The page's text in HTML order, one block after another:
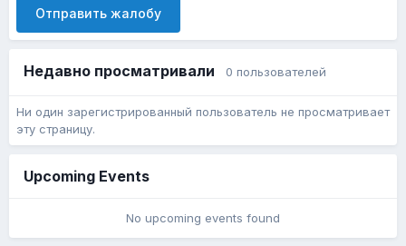
Отправить жалобу
Недавно просматривали 0 пользователей
Ни один зарегистрированный пользователь не просматривает
эту страницу.
Upcoming Events
No upcoming events found